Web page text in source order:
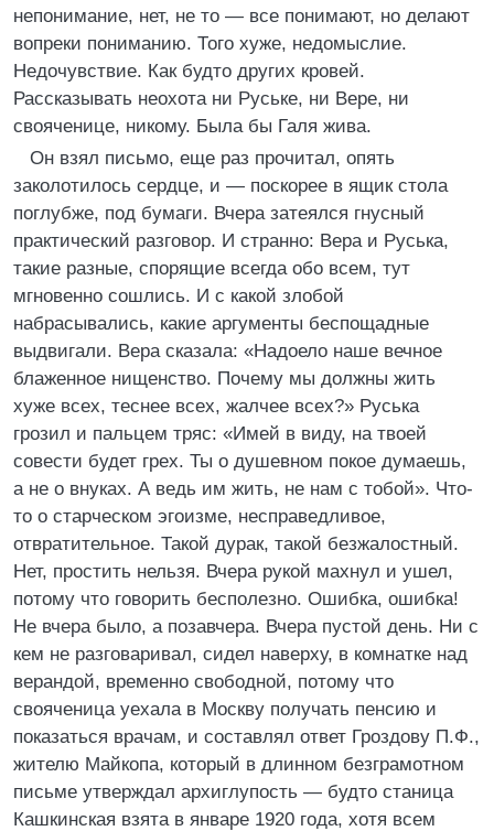
непонимание, нет, не то — все понимают, но делают
вопреки пониманию. Того хуже, недомыслие.
Недочувствие. Как будто других кровей.
Рассказывать неохота ни Руське, ни Вере, ни
свояченице, никому. Была бы Галя жива.
Он взял письмо, еще раз прочитал, опять
заколотилось сердце, и — поскорее в ящик стола
поглубже, под бумаги. Вчера затеялся гнусный
практический разговор. И странно: Вера и Руська,
такие разные, спорящие всегда обо всем, тут
мгновенно сошлись. И с какой злобой
набрасывались, какие аргументы беспощадные
выдвигали. Вера сказала: «Надоело наше вечное
блаженное нищенство. Почему мы должны жить
хуже всех, теснее всех, жалчее всех?» Руська
грозил и пальцем тряс: «Имей в виду, на твоей
совести будет грех. Ты о душевном покое думаешь,
а не о внуках. А ведь им жить, не нам с тобой». Что-
то о старческом эгоизме, несправедливое,
отвратительное. Такой дурак, такой безжалостный.
Нет, простить нельзя. Вчера рукой махнул и ушел,
потому что говорить бесполезно. Ошибка, ошибка!
Не вчера было, а позавчера. Вчера пустой день. Ни с
кем не разговаривал, сидел наверху, в комнатке над
верандой, временно свободной, потому что
свояченица уехала в Москву получать пенсию и
показаться врачам, и составлял ответ Гроздову П.Ф.,
жителю Майкопа, который в длинном безграмотном
письме утверждал архиглупость — будто станица
Кашкинская взята в январе 1920 года, хотя всем